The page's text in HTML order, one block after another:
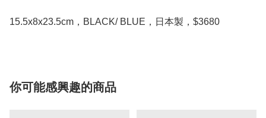
15.5x8x23.5cm，BLACK/ BLUE，日本製，$3680
你可能感興趣的商品